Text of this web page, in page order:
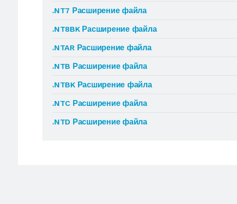
.NT7 Расширение файла
.NT8BK Расширение файла
.NTAR Расширение файла
.NTB Расширение файла
.NTBK Расширение файла
.NTC Расширение файла
.NTD Расширение файла